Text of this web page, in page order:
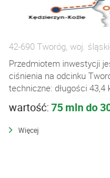
42-690 Tworóg, woj.
Przedmiotem inwestycji
ciśnienia na odcinku
techniczne: długości
wartość: 75 mln do
Więcej